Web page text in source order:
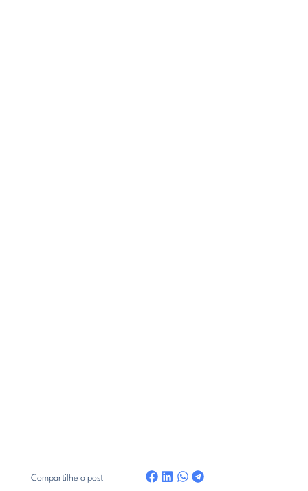
Compartilhe o post